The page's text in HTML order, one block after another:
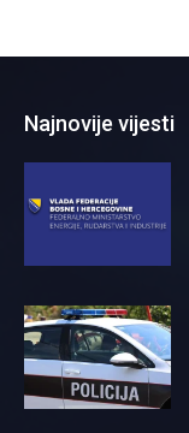
Najnovije vijesti